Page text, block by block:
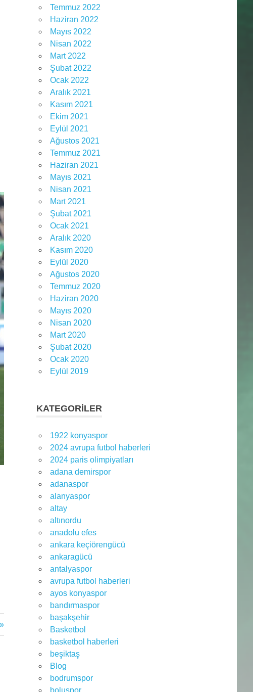
Temmuz 2022
Haziran 2022
Mayıs 2022
Nisan 2022
Mart 2022
Şubat 2022
Ocak 2022
Aralık 2021
Kasım 2021
Ekim 2021
Eylül 2021
Ağustos 2021
Temmuz 2021
Haziran 2021
Mayıs 2021
Nisan 2021
Mart 2021
Şubat 2021
Ocak 2021
Aralık 2020
Kasım 2020
Eylül 2020
Ağustos 2020
Temmuz 2020
Haziran 2020
Mayıs 2020
Nisan 2020
Mart 2020
Şubat 2020
Ocak 2020
Eylül 2019
KATEGORILER
1922 konyaspor
2024 avrupa futbol haberleri
2024 paris olimpiyatları
adana demirspor
adanaspor
alanyaspor
altay
altınordu
anadolu efes
ankara keçiörengücü
ankaragücü
antalyaspor
avrupa futbol haberleri
ayos konyaspor
bandırmaspor
başakşehir
Basketbol
basketbol haberleri
beşiktaş
Blog
bodrumspor
boluspor